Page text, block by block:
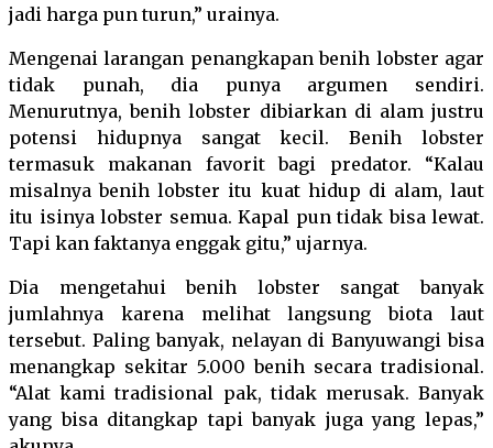
jadi harga pun turun,” urainya.
Mengenai larangan penangkapan benih lobster agar
tidak punah, dia punya argumen sendiri.
Menurutnya, benih lobster dibiarkan di alam justru
potensi hidupnya sangat kecil. Benih lobster
termasuk makanan favorit bagi predator. “Kalau
misalnya benih lobster itu kuat hidup di alam, laut
itu isinya lobster semua. Kapal pun tidak bisa lewat.
Tapi kan faktanya enggak gitu,” ujarnya.
Dia mengetahui benih lobster sangat banyak
jumlahnya karena melihat langsung biota laut
tersebut. Paling banyak, nelayan di Banyuwangi bisa
menangkap sekitar 5.000 benih secara tradisional.
“Alat kami tradisional pak, tidak merusak. Banyak
yang bisa ditangkap tapi banyak juga yang lepas,”